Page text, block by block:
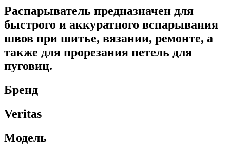
Распарыватель предназначен для
быстрого и аккуратного вспарывания
швов при шитье, вязании, ремонте, а
также для прорезания петель для
пуговиц.
Бренд
Veritas
Модель